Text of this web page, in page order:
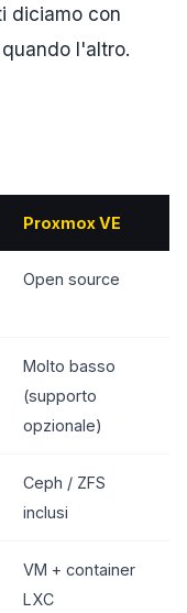
diciamo con
l'altro.
Proxmox VE
Open source
Molto basso
(supporto
opzionale)
Ceph / ZFS
inclusi
VM + container
LXC